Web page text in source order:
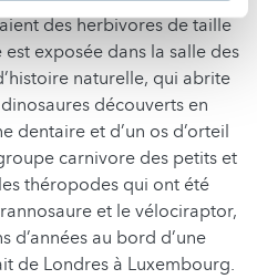
des herbivores de taille
exposée dans la salle des
naturelle, qui abrite
découverts en
dentaire et d’un os d’orteil
carnivore des petits et
théropodes qui ont été
et le vélociraptor,
d’années au bord d’une
de Londres à Luxembourg.